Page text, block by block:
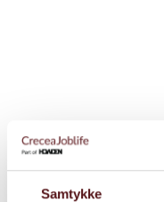
Samtykke